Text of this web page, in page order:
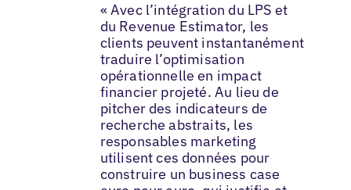
« Avec l’intégration du LPS et
du Revenue Estimator, les
clients peuvent instantanément
traduire l’optimisation
opérationnelle en impact
financier projeté. Au lieu de
pitcher des indicateurs de
recherche abstraits, les
responsables marketing
utilisent ces données pour
construire un business case